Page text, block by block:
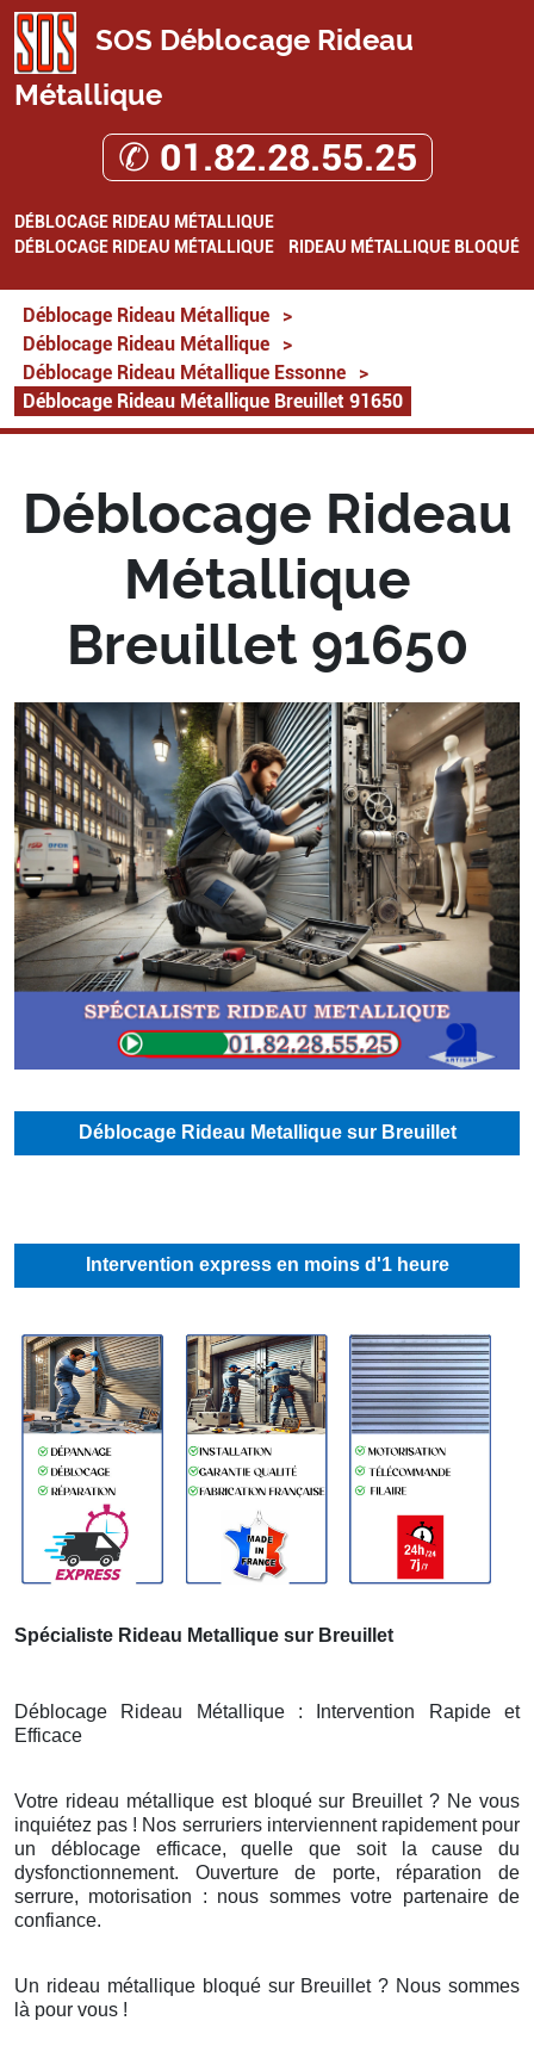
SOS Déblocage Rideau
Métallique
✆ 01.82.28.55.25
DÉBLOCAGE RIDEAU MÉTALLIQUE
DÉBLOCAGE RIDEAU MÉTALLIQUE
RIDEAU MÉTALLIQUE BLOQUÉ
Déblocage Rideau Métallique
>
Déblocage Rideau Métallique
>
Déblocage Rideau Métallique Essonne
>
Déblocage Rideau Métallique Breuillet 91650
Déblocage Rideau
Métallique
Breuillet 91650
Déblocage Rideau Metallique sur Breuillet
Intervention express en moins d'1 heure
Spécialiste Rideau Metallique sur Breuillet
Déblocage Rideau Métallique : Intervention Rapide et
Efficace
Votre rideau métallique est bloqué sur Breuillet ? Ne vous
inquiétez pas ! Nos serruriers interviennent rapidement pour
un déblocage efficace, quelle que soit la cause du
dysfonctionnement. Ouverture de porte, réparation de
serrure, motorisation : nous sommes votre partenaire de
confiance.
Un rideau métallique bloqué sur Breuillet ? Nous sommes
là pour vous !